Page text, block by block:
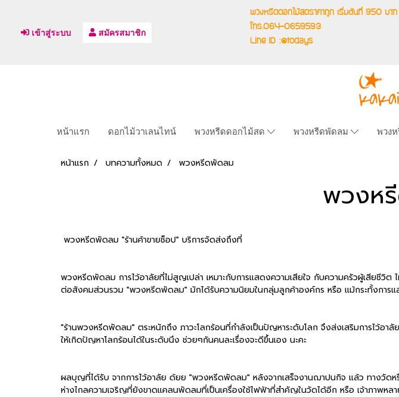
เข้าสู่ระบบ สมัครสมาชิก
พวงหรีดดอกไม้สดราคาถูก เริ่มต้นที่ 950 บา
โทร.064-0659593
Line ID :@todays
หน้าแรก ดอกไม้วาเลนไทน์ พวงหรีดดอกไม้สด พวงหรีดพัดลม พวง
หน้าแรก บทความทั้งหมด พวงหรีดพัดลม
พวงห
พวงหรีดพัดลม "ร้านค้าขายช็อป" บริการจัดส่งถึงที่
พวงหรีดพัดลม การไว้อาลัยที่ไม่สูญเปล่า เหมาะกับการแสดงความเสียใจ กับความครัวผู้เสียชีวิ
ต่อสังคมส่วนรวม "พวงหรีดพัดลม" มักได้รับความนิยมในกลุ่มลูกค้าองค์กร หรือ แม้กระทั้งการแ
"ร้านพวงหรีดพัดลม" ตระหนักถึง ภาวะโลกร้อนที่กำลังเป็นปัญหาระดับโลก จึงส่งเสริมการไ
ให้เกิดปัญหาโลกร้อนได้ในระดับนึง ช่วยๆกันคนละเรื่องจะดีขึ้นเอง นะคะ
ผลบุญที่ได้รับ จากการไว้อาลัย ด้ยย "พวงหรีดพัดลม" หลังจากเสร็จงานฌาปนกิจ แล้ว ทางวัดห
ห่างไกลความเจริญที่ยังขาดแคลนพัดลมที่เป็นเครื่องใช้ไฟฟ้าที่สำคัญในวัดได้อีก หรือ เจ้าภาพห